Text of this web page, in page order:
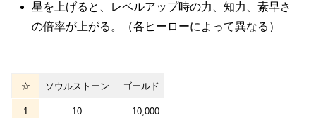
星を上げると、レベルアップ時の力、知力、素早さ
の倍率が上がる。（各ヒーローによって異なる）
☆ ソウルストーン ゴールド
1 10 10,000